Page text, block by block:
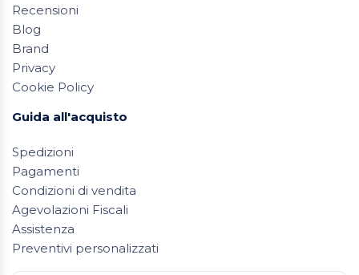
Recensioni
Blog
Brand
Privacy
Cookie Policy
Guida all'acquisto
Spedizioni
Pagamenti
Condizioni di vendita
Agevolazioni Fiscali
Assistenza
Preventivi personalizzati